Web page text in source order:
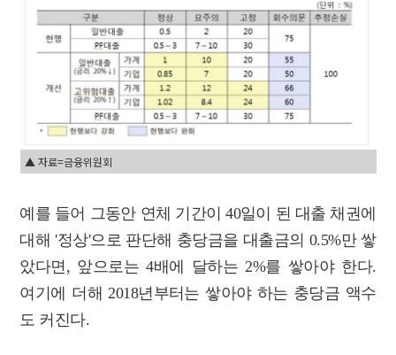
▲ 자료=금융위원회
예를 들어 그동안 연체 기간이 40일이 된 대출 채권에
대해 '정상'으로 판단해 충당금을 대출금의 0.5%만 쌓
았다면, 앞으로는 4배에 달하는 2%를 쌓아야 한다.
여기에 더해 2018년부터는 쌓아야 하는 충당금 액수
도 커진다.